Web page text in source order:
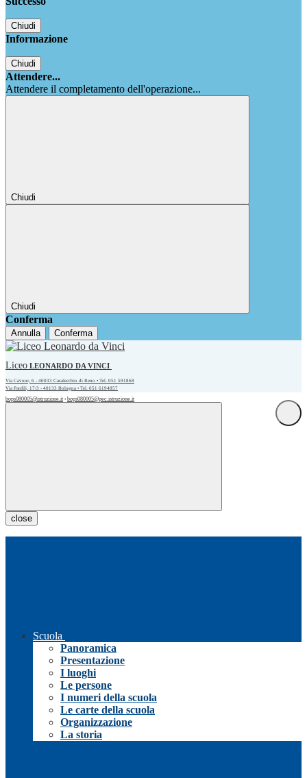
Chiudi
Informazione
Chiudi
Attendere...
Attendere il completamento dell'operazione...
Chiudi
Chiudi
Conferma
Annulla Conferma
Liceo LEONARDO DA VINCI
Via Cavour, 6 - 40033 Casalecchio di Reno • Tel. 051 591868
Via Panfili, 17/3 - 40133 Bologna • Tel. 051 6194857
bops080005@istruzione.it • bops080005@pec.istruzione.it
close
Scuola
Panoramica
Presentazione
I luoghi
Le persone
I numeri della scuola
Le carte della scuola
Organizzazione
La storia